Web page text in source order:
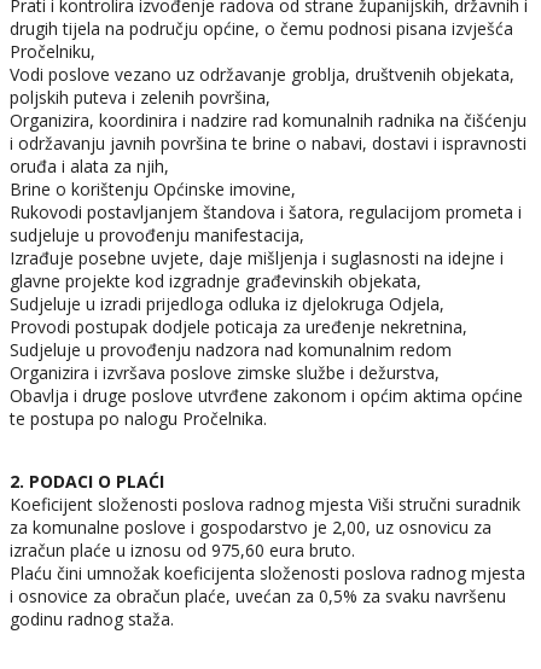
Prati i kontrolira izvođenje radova od strane županijskih, državnih i
drugih tijela na području općine, o čemu podnosi pisana izvješća
Pročelniku,
Vodi poslove vezano uz održavanje groblja, društvenih objekata,
poljskih puteva i zelenih površina,
Organizira, koordinira i nadzire rad komunalnih radnika na čišćenju
i održavanju javnih površina te brine o nabavi, dostavi i ispravnosti
oruđa i alata za njih,
Brine o korištenju Općinske imovine,
Rukovodi postavljanjem štandova i šatora, regulacijom prometa i
sudjeluje u provođenju manifestacija,
Izrađuje posebne uvjete, daje mišljenja i suglasnosti na idejne i
glavne projekte kod izgradnje građevinskih objekata,
Sudjeluje u izradi prijedloga odluka iz djelokruga Odjela,
Provodi postupak dodjele poticaja za uređenje nekretnina,
Sudjeluje u provođenju nadzora nad komunalnim redom
Organizira i izvršava poslove zimske službe i dežurstva,
Obavlja i druge poslove utvrđene zakonom i općim aktima općine
te postupa po nalogu Pročelnika.
2. PODACI O PLAĆI
Koeficijent složenosti poslova radnog mjesta Viši stručni suradnik
za komunalne poslove i gospodarstvo je 2,00, uz osnovicu za
izračun plaće u iznosu od 975,60 eura bruto.
Plaću čini umnožak koeficijenta složenosti poslova radnog mjesta
i osnovice za obračun plaće, uvećan za 0,5% za svaku navršenu
godinu radnog staža.